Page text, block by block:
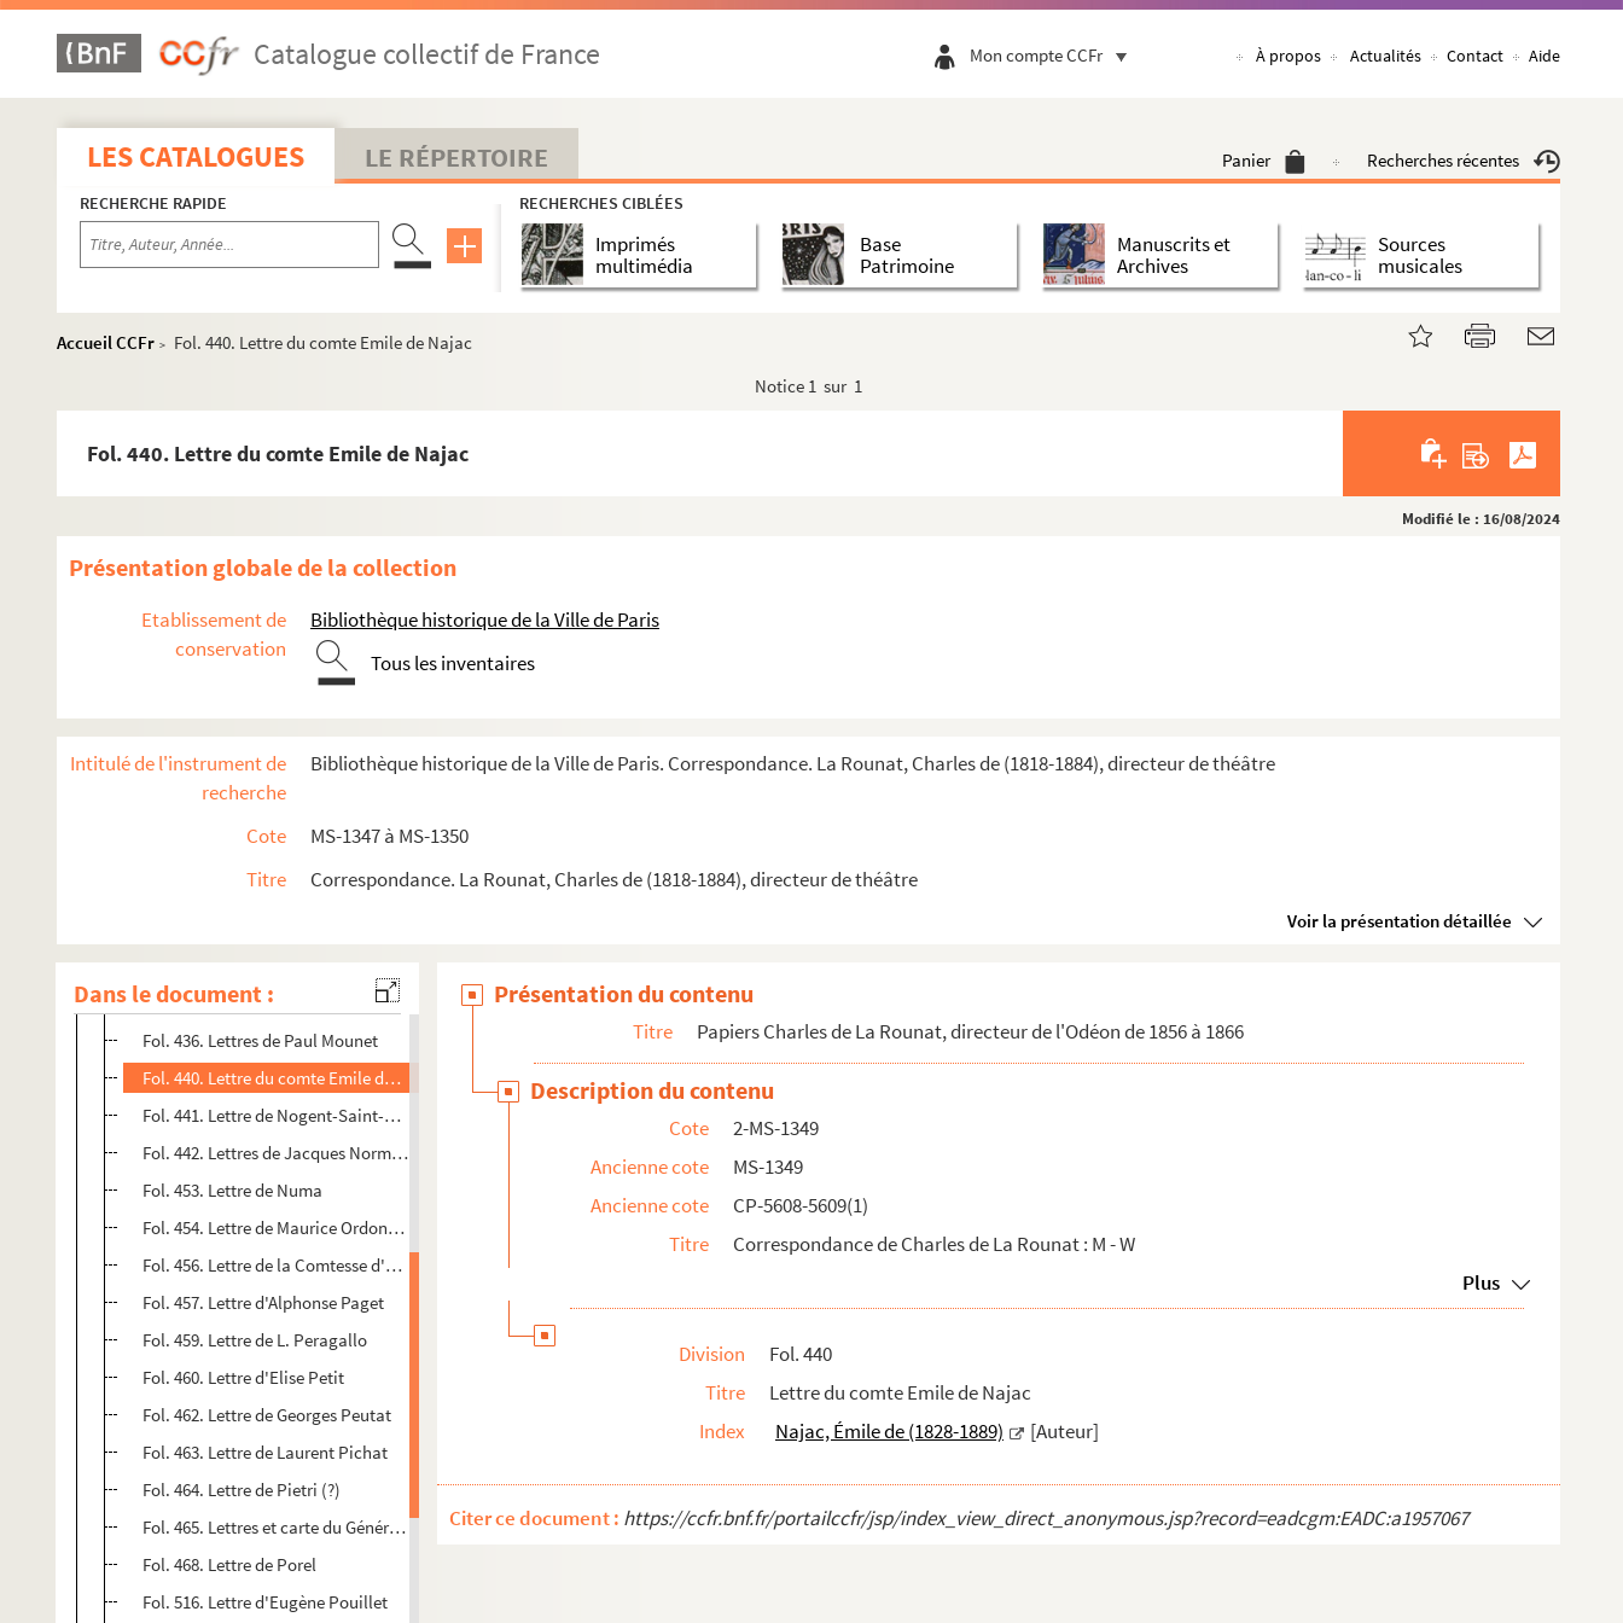
Catalogue collectif de France Mon compte CCFr À propos Actualités Contact Aide
LES CATALOGUES LE RÉPERTOIRE Panier Recherches récentes
RECHERCHE RAPIDE RECHERCHES CIBLÉES
Imprimés
multimédia
Base
Patrimoine
Manuscrits et
Archives
Sources
musicales
Accueil CCFr >
Fol. 440. Lettre du comte Emile de Najac
Notice 1 sur 1
Fol. 440. Lettre du comte Emile de Najac
Modifié le : 16/08/2024
Présentation globale de la collection
Etablissement de
conservation
Bibliothèque historique de la Ville de Paris
Tous les inventaires
Intitulé de l'instrument de
recherche
Bibliothèque historique de la Ville de Paris. Correspondance. La Rounat, Charles de (1818-1884), directeur de théâtre
Cote
MS-1347 à MS-1350
Titre
Correspondance. La Rounat, Charles de (1818-1884), directeur de théâtre
Voir la présentation détaillée
Dans le document :
8-MS-1347. Correspondance en majorité adressée à Charles de La Rounat en tant que directeur de l'Odéon, et recu...
Papiers Charles de La Rounat, directeur de l'Odéon de 1856 à 1866
2-MS-1349. Correspondance de Charles de La Rounat : M - W
Fol. 372. Lettres d'A. Maquet
Fol. 396. Lettre de Léon Mayer
Fol. 398. Lettres d'Edmond Membrée
Fol. 418. Dédicace de Gustave Merlet à Albert Delpit
Fol. 420. Lettre d'Achille Millet (?)
Fol. 421. Lettre de Mocquard
Fol. 426. Lettre de Montalivet
Fol. 430. Lettres de J.J. Montjoye
Fol. 435. Lettre d'A. Morlet
Fol. 436. Lettres de Paul Mounet
Fol. 440. Lettre du comte Emile de Najac
Fol. 441. Lettre de Nogent-Saint-Laurent
Fol. 442. Lettres de Jacques Normand
Fol. 453. Lettre de Numa
Fol. 454. Lettre de Maurice Ordonneau
Fol. 456. Lettre de la Comtesse d'Osmond
Fol. 457. Lettre d'Alphonse Paget
Fol. 459. Lettre de L. Peragallo
Fol. 460. Lettre d'Elise Petit
Fol. 462. Lettre de Georges Peutat
Fol. 463. Lettre de Laurent Pichat
Fol. 464. Lettre de Pietri (?)
Fol. 465. Lettres et carte du Général François Pittié
Fol. 468. Lettre de Porel
Fol. 516. Lettre d'Eugène Pouillet
Présentation du contenu
Titre Papiers Charles de La Rounat, directeur de l'Odéon de 1856 à 1866
Description du contenu
Cote
2-MS-1349
Ancienne cote
MS-1349
Ancienne cote
CP-5608-5609(1)
Titre
Correspondance de Charles de La Rounat : M - W
Plus
Division
Fol. 440
Titre
Lettre du comte Emile de Najac
Index
Najac, Émile de (1828-1889) [Auteur]
Citer ce document : https://ccfr.bnf.fr/portailccfr/jsp/index_view_direct_anonymous.jsp?record=eadcgm:EADC:a1957067